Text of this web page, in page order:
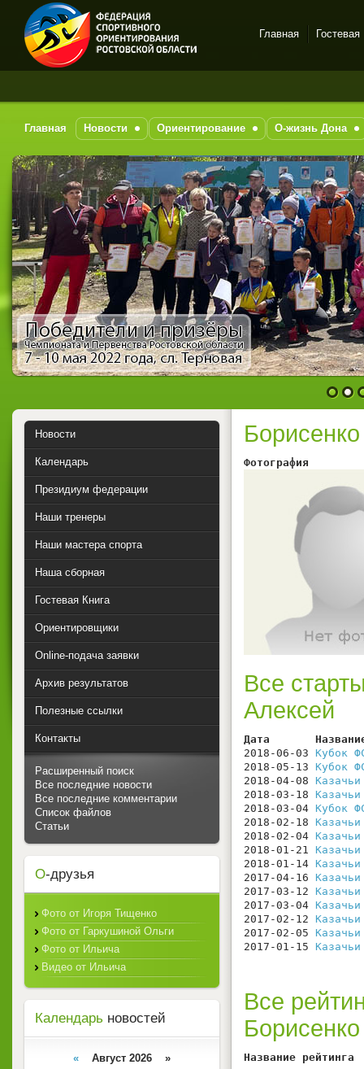
Спортивное
на-Дону
Главная Гостевая
Главная Новости Ориентирование О-жизнь Дона
1 2
Фотография
Все
Алексей
Дата
2018-06-03 Кубок
2018-05-13 Кубок
2018-04-08
2018-03-18
2018-03-04 Кубок
2018-02-18
2018-02-04
2018-01-21
2018-01-14
2017-04-16
2017-03-12
2017-03-04
2017-02-12
2017-02-05
2017-01-15
Все
Название
Новости
Календарь
Президиум федерации
Наши тренеры
Наши мастера спорта
Наша сборная
Гостевая Книга
Ориентировщики
Online-подача заявки
Архив результатов
Полезные ссылки
Контакты
Расширенный поиск
Все последние новости
Все последние комментарии
Список файлов
Статьи
О-друзья
Фото от Игоря Тищенко
Фото от Гаркушиной Ольги
Фото от Ильича
Видео от Ильича
Календарь новостей
« Август 2026 »